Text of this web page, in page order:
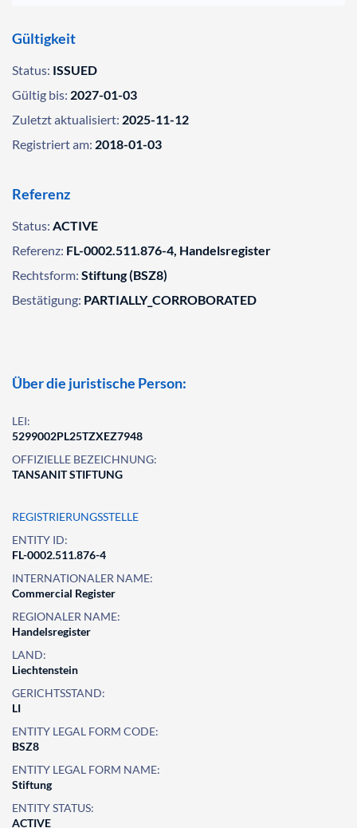
Gültigkeit
Status: ISSUED
Gültig bis: 2027-01-03
Zuletzt aktualisiert: 2025-11-12
Registriert am: 2018-01-03
Referenz
Status: ACTIVE
Referenz: FL-0002.511.876-4, Handelsregister
Rechtsform: Stiftung (BSZ8)
Bestätigung: PARTIALLY_CORROBORATED
Über die juristische Person:
LEI:
5299002PL25TZXEZ7948
OFFIZIELLE BEZEICHNUNG:
TANSANIT STIFTUNG
REGISTRIERUNGSSTELLE
ENTITY ID:
FL-0002.511.876-4
INTERNATIONALER NAME:
Commercial Register
REGIONALER NAME:
Handelsregister
LAND:
Liechtenstein
GERICHTSSTAND:
LI
ENTITY LEGAL FORM CODE:
BSZ8
ENTITY LEGAL FORM NAME:
Stiftung
ENTITY STATUS:
ACTIVE